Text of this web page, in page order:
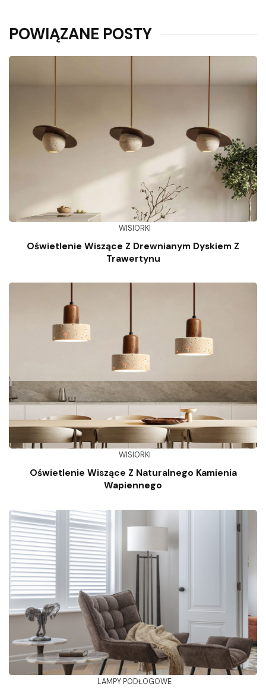
POWIĄZANE POSTY
WISIORKI
Oświetlenie Wiszące Z Drewnianym Dyskiem Z
Trawertynu
WISIORKI
Oświetlenie Wiszące Z Naturalnego Kamienia
Wapiennego
LAMPY PODŁOGOWE